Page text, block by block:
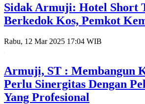
Sidak Armuji: Hotel Short
Berkedok Kos, Pemkot
Rabu, 12 Mar 2025 17:04 WIB
Armuji, ST : Membangun
Perlu Sinergitas Dengan
Yang Profesional